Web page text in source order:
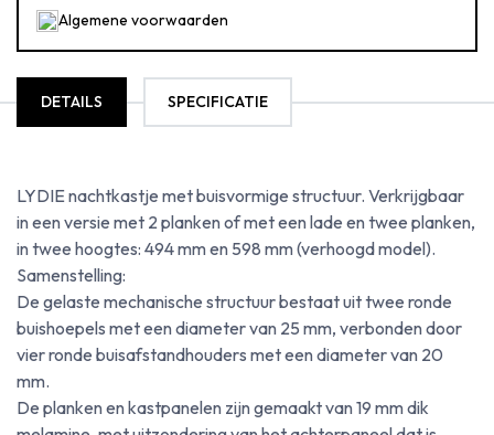
Algemene voorwaarden
DETAILS SPECIFICATIE
LYDIE nachtkastje met buisvormige structuur. Verkrijgbaar
in een versie met 2 planken of met een lade en twee planken,
in twee hoogtes: 494 mm en 598 mm (verhoogd model).
Samenstelling:
De gelaste mechanische structuur bestaat uit twee ronde
buishoepels met een diameter van 25 mm, verbonden door
vier ronde buisafstandhouders met een diameter van 20
mm.
De planken en kastpanelen zijn gemaakt van 19 mm dik